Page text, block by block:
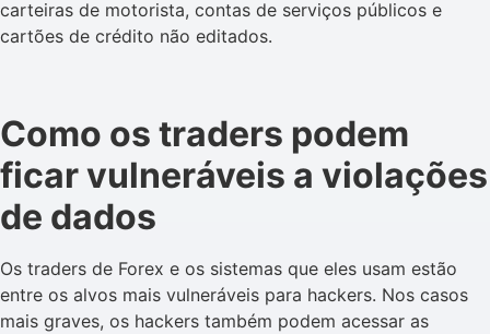
carteiras de motorista, contas de serviços públicos e
cartões de crédito não editados.
Como os traders podem
ficar vulneráveis a violações
de dados
Os traders de Forex e os sistemas que eles usam estão
entre os alvos mais vulneráveis para hackers. Nos casos
mais graves, os hackers também podem acessar as